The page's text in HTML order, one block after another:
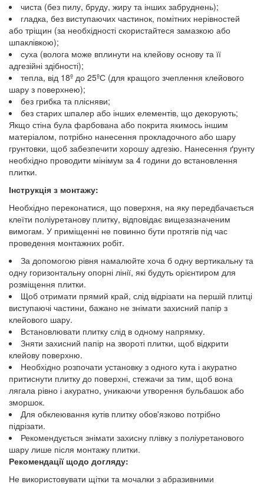
чиста (без пилу, бруду, жиру та інших забруднень);
гладка, без виступаючих частинок, помітних нерівностей
або тріщин (за необхідності скористайтеся замазкою або
шпаклівкою);
суха (волога може вплинути на клейову основу та її
адгезійні здібності);
тепла, від 18º до 25ºС (для кращого зчеплення клейового
шару з поверхнею);
без грибка та плісняви;
без старих шпалер або інших елементів, що декорують;
Якщо стіна була фарбована або покрита якимось іншим
матеріалом, потрібно нанесення прокладочного або шару
грунтовки, щоб забезпечити хорошу адгезію. Нанесення ґрунту
необхідно проводити мінімум за 4 години до встановлення
плитки.
Інструкція з монтажу:
Необхідно переконатися, що поверхня, на яку передбачається
клеїти поліуретанову плитку, відповідає вищезазначеним
вимогам. У приміщенні не повинно бути протягів під час
проведення монтажних робіт.
За допомогою рівня намалюйте хоча б одну вертикальну та
одну горизонтальну опорні лінії, які будуть орієнтиром для
розміщення плитки.
Щоб отримати прямий край, слід відрізати на першій плитці
виступаючі частини, бажано не знімати захисний папір з
клейового шару.
Встановлювати плитку слід в одному напрямку.
Зняти захисний папір на звороті плитки, щоб відкрити
клейову поверхню.
Необхідно розпочати установку з одного кута і акуратно
притиснути плитку до поверхні, стежачи за тим, щоб вона
лягала рівно і акуратно, уникаючи утворення бульбашок або
зморшок.
Для обклеювання кутів плитку обов'язково потрібно
підрізати.
Рекомендується знімати захисну плівку з поліуретанового
шару лише після монтажу плитки.
Рекомендації щодо догляду:
Не використовувати щітки та мочалки з абразивними